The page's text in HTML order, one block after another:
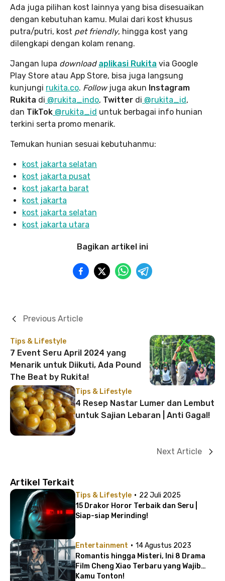
Ada juga pilihan kost lainnya yang bisa disesuaikan
dengan kebutuhan kamu. Mulai dari kost khusus
putra/putri, kost pet friendly, hingga kost yang
dilengkapi dengan kolam renang.
Jangan lupa download aplikasi Rukita via Google
Play Store atau App Store, bisa juga langsung
kunjungi rukita.co. Followjuga akun Instagram
Rukita di @rukita_indo, Twitter di @rukita_id,
dan TikTok @rukita_id untuk berbagai info hunian
terkini serta promo menarik.
Temukan hunian sesuai kebutuhanmu:
kost jakarta selatan
kost jakarta pusat
kost jakarta barat
kost jakarta
kost jakarta selatan
kost jakarta utara
Bagikan artikel ini
Tips & Lifestyle
7 Event Seru April 2024 yang
Menarik untuk Diikuti, Ada Pound
The Beat by Rukita!
Previous Article
Tips & Lifestyle
4 Resep Nastar Lumer dan Lembut
untuk Sajian Lebaran | Anti Gagal!
Next Article
Artikel Terkait
Tips & Lifestyle · 22 Juli 2025
15 Drakor Horor Terbaik dan Seru |
Siap-siap Merinding!
Entertainment · 14 Agustus 2023
Romantis hingga Misteri, Ini 8 Drama
Film Cheng Xiao Terbaru yang Wajib
Kamu Tonton!